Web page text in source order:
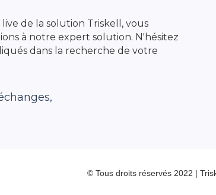
de la solution Triskell, vous
à notre expert solution. N'hésitez
dans la recherche de votre
© Tous droits réservés 2022 |